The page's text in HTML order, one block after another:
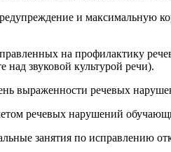
и максимальную
на профилактику
звуковой культурой речи).
выраженности речевых
речевых нарушений
занятия по исправлению